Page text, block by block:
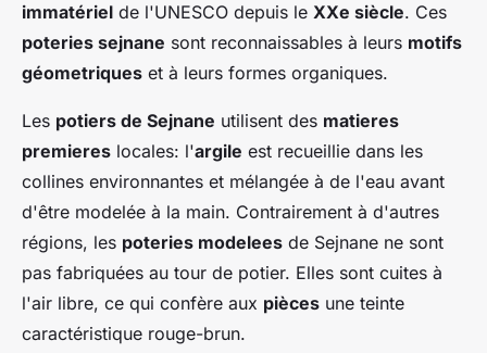
immatériel de l'UNESCO depuis le XXe siècle. Ces
poteries sejnane sont reconnaissables à leurs motifs
géometriques et à leurs formes organiques.
Les potiers de Sejnane utilisent des matieres
premieres locales: l'argile est recueillie dans les
collines environnantes et mélangée à de l'eau avant
d'être modelée à la main. Contrairement à d'autres
régions, les poteries modelees de Sejnane ne sont
pas fabriquées au tour de potier. Elles sont cuites à
l'air libre, ce qui confère aux pièces une teinte
caractéristique rouge-brun.